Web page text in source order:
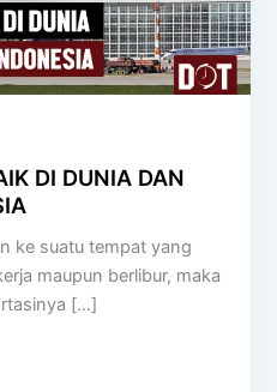
DI DUNIA DAN
ke suatu tempat yang
maupun berlibur, maka
[…]